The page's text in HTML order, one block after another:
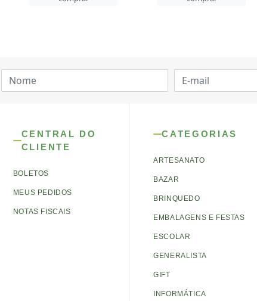
CENTRAL DO
CLIENTE
BOLETOS
MEUS PEDIDOS
NOTAS FISCAIS
CATEGORIAS
ARTESANATO
BAZAR
BRINQUEDO
EMBALAGENS E FESTAS
ESCOLAR
GENERALISTA
GIFT
INFORMÁTICA